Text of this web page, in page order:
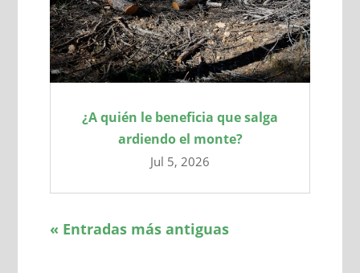
¿A quién le beneficia que salga
ardiendo el monte?
Jul 5, 2026
« Entradas más antiguas